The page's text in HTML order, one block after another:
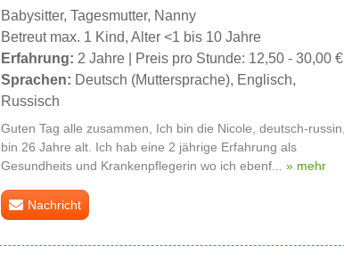
Babysitter, Tagesmutter, Nanny
Betreut max. 1 Kind, Alter <1 bis 10 Jahre
Erfahrung: 2 Jahre | Preis pro Stunde: 12,50 - 30,00 €
Sprachen: Deutsch (Muttersprache), Englisch,
Russisch
Guten Tag alle zusammen, Ich bin die Nicole, deutsch-russin,
bin 26 Jahre alt. Ich hab eine 2 jährige Erfahrung als
Gesundheits und Krankenpflegerin wo ich ebenf... » mehr
Nachricht